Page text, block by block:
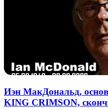
Иэн МакДональд,
KING CRIMSON,